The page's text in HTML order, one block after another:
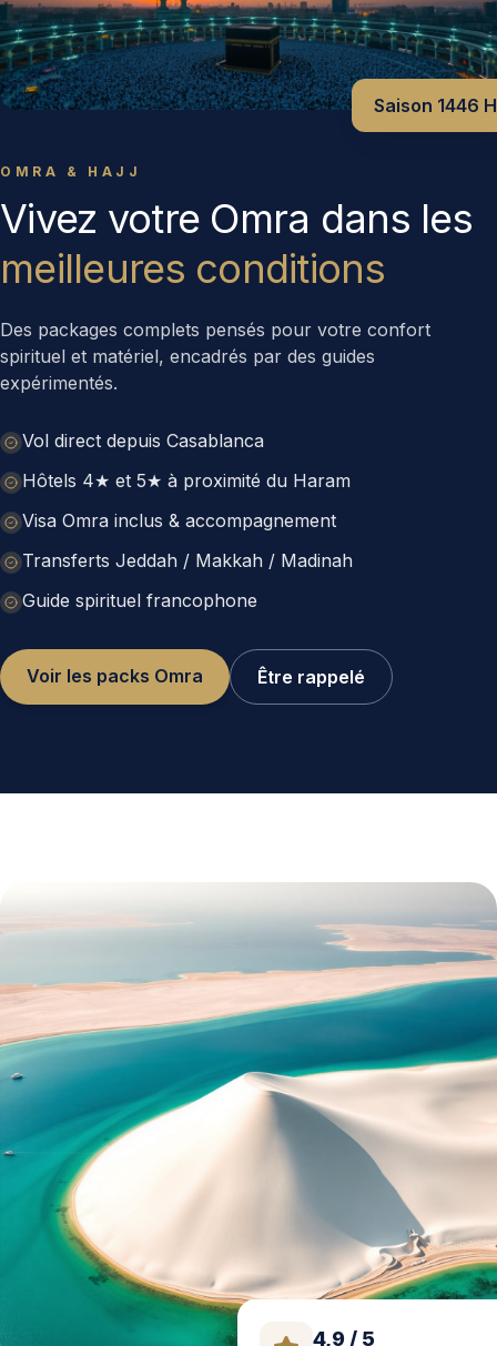
Saison 1446 H
OMRA & HAJJ
Vivez votre Omra dans les
meilleures conditions
Des packages complets pensés pour votre confort
spirituel et matériel, encadrés par des guides
expérimentés.
Vol direct depuis Casablanca
Hôtels 4★ et 5★ à proximité du Haram
Visa Omra inclus & accompagnement
Transferts Jeddah / Makkah / Madinah
Guide spirituel francophone
Voir les packs Omra Être rappelé
4,9 / 5